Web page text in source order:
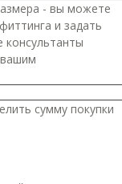
- вы можете
и задать
сумму покупки